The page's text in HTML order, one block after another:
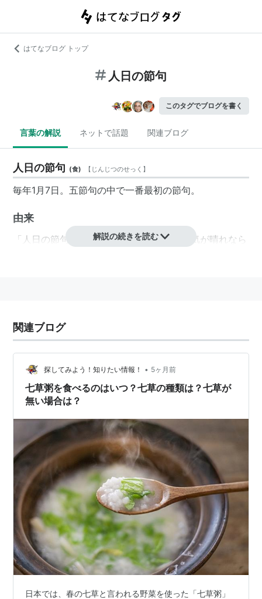
はてなブログ トップ
人日の節句
このタグでブログを書く
言葉の解説 ネットで話題 関連ブログ
人日の節句 (食) 【 じんじつのせっく 】
毎年1月7日。五節句の中で一番最初の節句。
由来
「人日の節句」の翌日８日には穀を占い天気が晴れなら
が重要であるということを説いている。
新年に芽吹いている植物の七種（草）を粥にして食べる
事は、自然の恵を授かると言うことだけではなく、家族
の無病息災と長寿を祈ることからもきている。
つまり、正月料理や飲酒に疲れた家族や自分の内臓（胃
腸）を気使い、冬の間に不足しがちのビタミンを補うと
い生活の知恵でもあり薬膳料理でもあるわけである。
七草の栄養価
セリ
ビタミンK、マンガン、レチノール、葉酸、食物繊
維、銅、鉄、ビタミンC
ナズナ（ペン
ペングサ）
タンパク質、脂質、炭水化物、βカロテン、ビタミン
B1、ビタミンB2、ビタミンB6
スズナ（蕪）
カリウム、リン、カルシウム、葉酸、ビタミンB2、
ビタミンC
スズシロ（大
ビタミンC、ビタミンE、βカロテン、ビタミンB1、
解説の続きを読む
関連ブログ
探してみよう！知りたい情報！ • 5ヶ月前
七草粥を食べるのはいつ？七草の種類は？七草が
無い場合は？
日本では、春の七草と言われる野菜を使った「七草粥」